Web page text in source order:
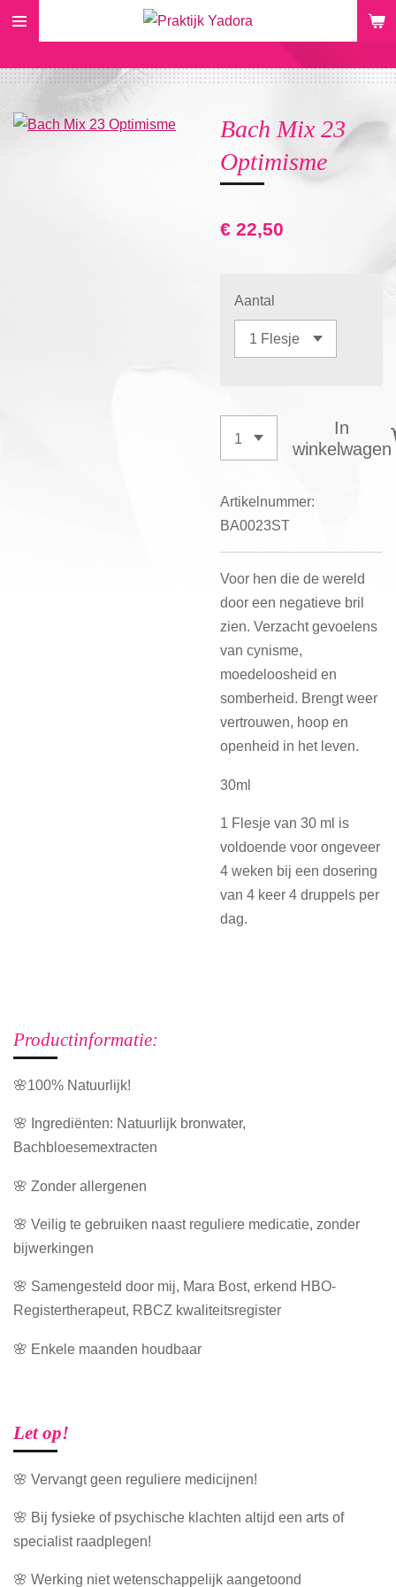
Ga
direct
naar
hoofdinhoud
Bach Mix 23
Optimisme
€ 22,50
Aantal
In
winkelwagen
Artikelnummer:
BA0023ST
Voor hen die de wereld
door een negatieve bril
zien. Verzacht gevoelens
van cynisme,
moedeloosheid en
somberheid. Brengt weer
vertrouwen, hoop en
openheid in het leven.
30ml
1 Flesje van 30 ml is
voldoende voor ongeveer
4 weken bij een dosering
van 4 keer 4 druppels per
dag.
Productinformatie:
🌸100% Natuurlijk!
🌸 Ingrediënten: Natuurlijk bronwater,
Bachbloesemextracten
🌸 Zonder allergenen
🌸 Veilig te gebruiken naast reguliere medicatie, zonder
bijwerkingen
🌸 Samengesteld door mij, Mara Bost, erkend HBO-
Registertherapeut, RBCZ kwaliteitsregister
🌸 Enkele maanden houdbaar
Let op!
🌸 Vervangt geen reguliere medicijnen!
🌸 Bij fysieke of psychische klachten altijd een arts of
specialist raadplegen!
🌸 Werking niet wetenschappelijk aangetoond